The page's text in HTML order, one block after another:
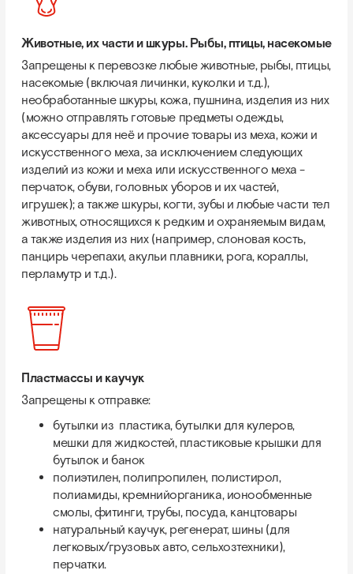
Животные, их части и шкуры. Рыбы, птицы, насекомые
Запрещены к перевозке любые животные, рыбы, птицы,
насекомые (включая личинки, куколки и т.д.),
необработанные шкуры, кожа, пушнина, изделия из них
(можно отправлять готовые предметы одежды,
аксессуары для неё и прочие товары из меха, кожи и
искусственного меха, за исключением следующих
изделий из кожи и меха или искусственного меха -
перчаток, обуви, головных уборов и их частей,
игрушек); а также шкуры, когти, зубы и любые части тел
животных, относящихся к редким и охраняемым видам,
а также изделия из них (например, слоновая кость,
панцирь черепахи, акульи плавники, рога, кораллы,
перламутр и т.д.).
Пластмассы и каучук
Запрещены к отправке:
бутылки из пластика, бутылки для кулеров,
мешки для жидкостей, пластиковые крышки для
бутылок и банок
полиэтилен, полипропилен, полистирол,
полиамиды, кремнийорганика, ионообменные
смолы, фитинги, трубы, посуда, канцтовары
натуральный каучук, регенерат, шины (для
легковых/грузовых авто, сельхозтехники),
перчатки.